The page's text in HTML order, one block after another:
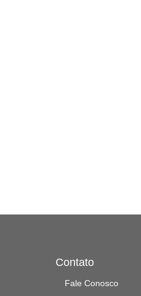
Contato
Fale Conosco